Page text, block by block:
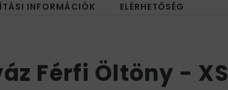
INFORMÁCIÓK ELÉRHETŐSÉG
Férfi Öltöny - XS